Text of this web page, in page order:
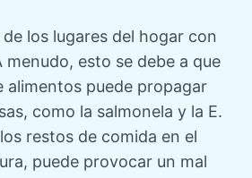
los lugares del hogar con
menudo, esto se debe a que
alimentos puede propagar
como la salmonela y la E.
restos de comida en el
puede provocar un mal